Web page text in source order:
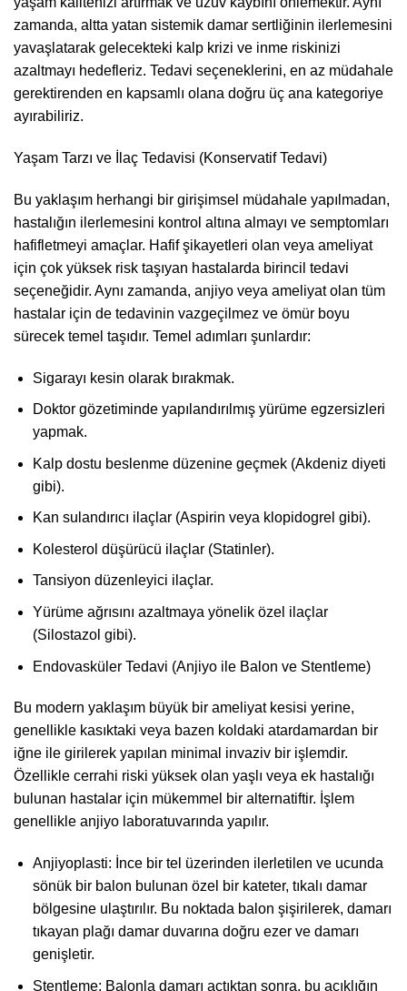
zamanda, altta yatan sistemik damar sertliğinin ilerlemesini
yavaşlatarak gelecekteki kalp krizi ve inme riskinizi
azaltmayı hedefleriz. Tedavi seçeneklerini, en az müdahale
gerektirenden en kapsamlı olana doğru üç ana kategoriye
ayırabiliriz.
Yaşam Tarzı ve İlaç Tedavisi (Konservatif Tedavi)
Bu yaklaşım herhangi bir girişimsel müdahale yapılmadan,
hastalığın ilerlemesini kontrol altına almayı ve semptomları
hafifletmeyi amaçlar. Hafif şikayetleri olan veya ameliyat
için çok yüksek risk taşıyan hastalarda birincil tedavi
seçeneğidir. Aynı zamanda, anjiyo veya ameliyat olan tüm
hastalar için de tedavinin vazgeçilmez ve ömür boyu
sürecek temel taşıdır. Temel adımları şunlardır:
Sigarayı kesin olarak bırakmak.
Doktor gözetiminde yapılandırılmış yürüme egzersizleri
yapmak.
Kalp dostu beslenme düzenine geçmek (Akdeniz diyeti
gibi).
Kan sulandırıcı ilaçlar (Aspirin veya klopidogrel gibi).
Kolesterol düşürücü ilaçlar (Statinler).
Tansiyon düzenleyici ilaçlar.
Yürüme ağrısını azaltmaya yönelik özel ilaçlar
(Silostazol gibi).
Endovasküler Tedavi (Anjiyo ile Balon ve Stentleme)
Bu modern yaklaşım büyük bir ameliyat kesisi yerine,
genellikle kasıktaki veya bazen koldaki atardamardan bir
iğne ile girilerek yapılan minimal invaziv bir işlemdir.
Özellikle cerrahi riski yüksek olan yaşlı veya ek hastalığı
bulunan hastalar için mükemmel bir alternatiftir. İşlem
genellikle anjiyo laboratuvarında yapılır.
Anjiyoplasti: İnce bir tel üzerinden ilerletilen ve ucunda
sönük bir balon bulunan özel bir kateter, tıkalı damar
bölgesine ulaştırılır. Bu noktada balon şişirilerek, damarı
tıkayan plağı damar duvarına doğru ezer ve damarı
genişletir.
Stentleme: Balonla damarı açtıktan sonra, bu açıklığın